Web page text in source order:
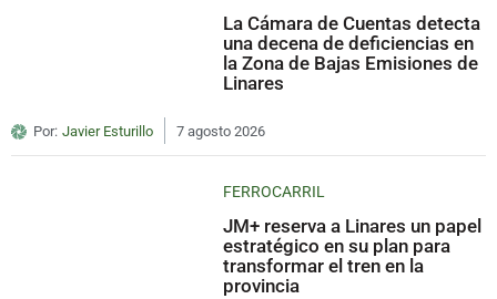
La Cámara de Cuentas detecta
una decena de deficiencias en
la Zona de Bajas Emisiones de
Linares
Por: Javier Esturillo 7 agosto 2026
FERROCARRIL
JM+ reserva a Linares un papel
estratégico en su plan para
transformar el tren en la
provincia